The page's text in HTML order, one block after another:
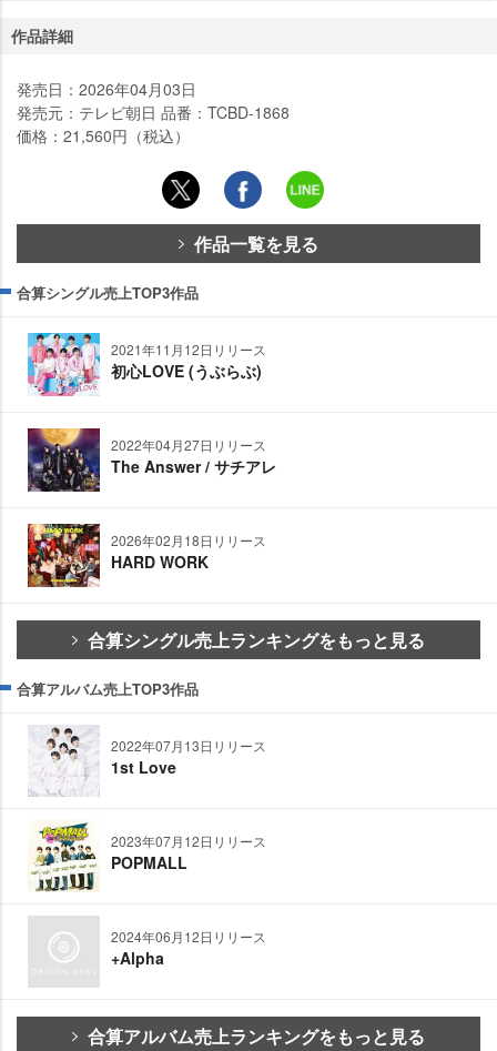
作品詳細
発売日：2026年04月03日
発売元：テレビ朝日 品番：TCBD-1868
価格：21,560円（税込）
作品一覧を見る
合算シングル売上TOP3作品
2021年11月12日リリース
初心LOVE (うぶらぶ)
2022年04月27日リリース
The Answer / サチアレ
2026年02月18日リリース
HARD WORK
合算シングル売上ランキングをもっと見る
合算アルバム売上TOP3作品
2022年07月13日リリース
1st Love
2023年07月12日リリース
POPMALL
2024年06月12日リリース
+Alpha
合算アルバム売上ランキングをもっと見る